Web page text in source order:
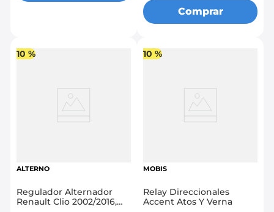
Comprar
10 %
ALTERNO
Regulador Alternador
Renault Clio 2002/2016,
10 %
MOBIS
Relay Direccionales
Accent Atos Y Verna